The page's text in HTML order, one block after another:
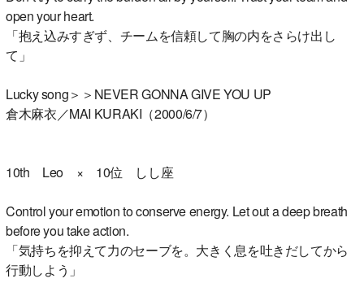
open your heart.
「抱え込みすぎず、チームを信頼して胸の内をさらけ出し
て」
Lucky song＞＞NEVER GONNA GIVE YOU UP
倉木麻衣／MAI KURAKI（2000/6/7）
10th Leo × 10位 しし座
Control your emotion to conserve energy. Let out a deep breath
before you take action.
「気持ちを抑えて力のセーブを。大きく息を吐きだしてから
行動しよう」